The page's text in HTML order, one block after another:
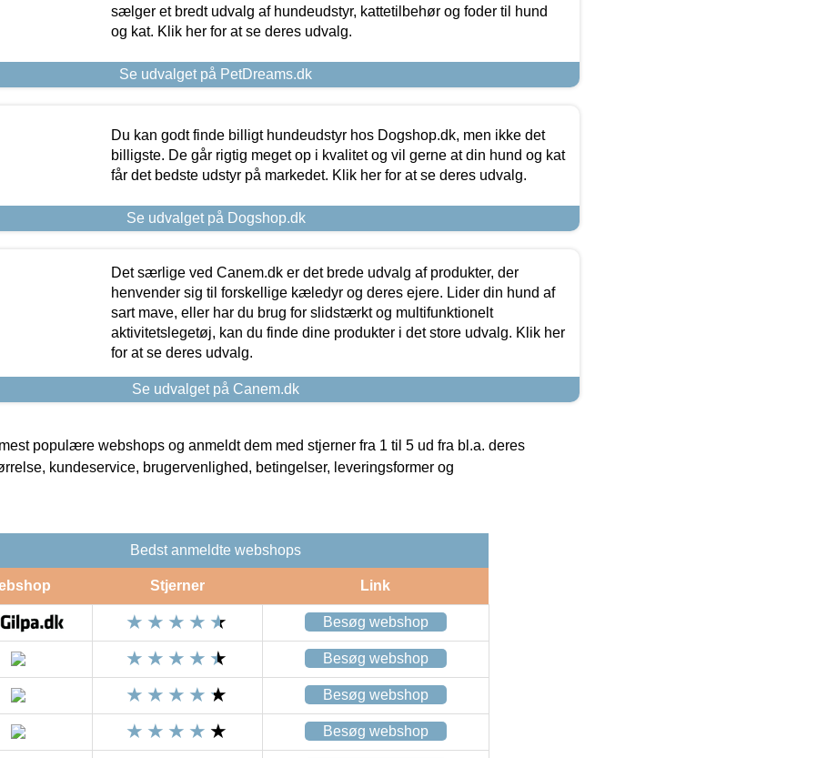
sælger et bredt udvalg af hundeudstyr, kattetilbehør og foder til hund
og kat. Klik her for at se deres udvalg.
Se udvalget på PetDreams.dk
Du kan godt finde billigt hundeudstyr hos Dogshop.dk, men ikke det
billigste. De går rigtig meget op i kvalitet og vil gerne at din hund og kat
får det bedste udstyr på markedet. Klik her for at se deres udvalg.
Se udvalget på Dogshop.dk
Det særlige ved Canem.dk er det brede udvalg af produkter, der
henvender sig til forskellige kæledyr og deres ejere. Lider din hund af
sart mave, eller har du brug for slidstærkt og multifunktionelt
aktivitetslegetøj, kan du finde dine produkter i det store udvalg. Klik her
for at se deres udvalg.
Se udvalget på Canem.dk
populære webshops og anmeldt dem med stjerner fra 1 til 5 ud fra bl.a. deres
kundeservice, brugervenlighed, betingelser, leveringsformer og
Bedst anmeldte webshops
Stjerner Link
Besøg webshop
Besøg webshop
Besøg webshop
Besøg webshop